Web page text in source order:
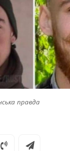
правда